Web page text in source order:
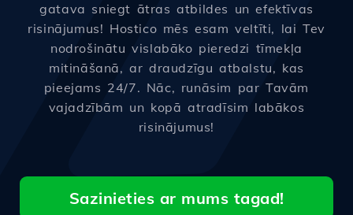
gatava sniegt ātras atbildes un efektīvas
risinājumus! Hostico mēs esam veltīti, lai Tev
nodrošinātu vislabāko pieredzi tīmekļa
mitināšanā, ar draudzīgu atbalstu, kas
pieejams 24/7. Nāc, runāsim par Tavām
vajadzībām un kopā atradīsim labākos
risinājumus!
Sazinieties ar mums tagad!